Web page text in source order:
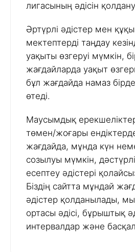
лигасының әдісін
Әртүрлі әдістер мен
мектептерді таңдау
уақыты өзгеруі мүмкін,
жағдайларда уақыт
бұл жағдайда намаз
өтеді.
Маусымдық
төмен/жоғары
жағдайда, мұнда күн
созылуы мүмкін,
есептеу әдістері
Біздің сайтта мұндай
әдістер қолданылады,
ортасы әдісі, бұрыштық
интервалдар және